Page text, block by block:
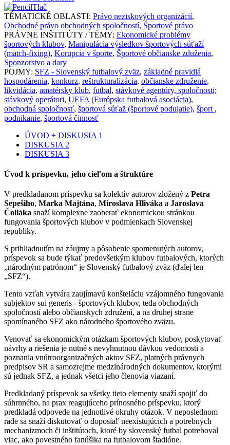
Tlač
TÉMATICKÉ OBLASTI: Právo neziskových organizácií,
Obchodné právo obchodných spoločností, Športové právo
PRÁVNE INŠTITÚTY / TÉMY: Ekonomické problémy
športových klubov, Manipulácia výsledkov športových súťaží
(match-fixing), Korupcia v športe, Športové občianske zduženia,
Sponzorstvo a dary
POJMY: SFZ - Slovenský futbalový zväz, základné pravidlá
hospodárenia, konkurz, reštrukturalizácia, občianske združenie,
likvidácia, amatérsky klub, futbal, stávkové agentúry, spoločnosti;
stávkový operátori, UEFA (Európska futbalová asociácia),
obchodná spoločnosť, športová súťaž (športové podujatie), šport ,
podnikanie, športová činnosť
ÚVOD + DISKUSIA 1
DISKUSIA 2
DISKUSIA 3
Úvod k príspevku, jeho cieľom a štruktúre
V predkladanom príspevku sa kolektív autorov zložený z Petra
Sepešiho, Marka Majtána, Miroslava Hliváka a Jaroslava
Čolláka snaží komplexne zaoberať ekonomickou stránkou
fungovania športových klubov v podmienkach Slovenskej
republiky.
S prihliadnutím na záujmy a pôsobenie spomenutých autorov,
príspevok sa bude týkať predovšetkým klubov futbalových, ktorých
„národným patrónom“ je Slovenský futbalový zväz (ďalej len
„SFZ“).
Tento vzťah vytvára zaujímavú konšteláciu vzájomného fungovania
subjektov sui generis - športových klubov, teda obchodných
spoločností alebo občianskych združení, a na druhej strane
spomínaného SFZ ako národného športového zväzu.
Venovať sa ekonomickým otázkam športových klubov, poskytovať
návrhy a riešenia je nutné s nevyhnutnou dávkou vedomosti a
poznania vnútroorganizačných aktov SFZ, platných právnych
predpisov SR a samozrejme medzinárodných dokumentov, ktorými
sú jednak SFZ, a jednak všetci jeho členovia viazaní.
Predkladaný príspevok sa všetky tieto elementy snaží spojiť do
súhrnného, na prax reagujúceho prínosného príspevku, ktorý
predkladá odpovede na jednotlivé okruhy otázok. V neposlednom
rade sa snaží diskutovať o doposiaľ neexistujúcich a potrebných
mechanizmoch či inštitútoch, ktoré by slovenský futbal potreboval
viac, ako povestného fanúšika na futbalovom štadióne.